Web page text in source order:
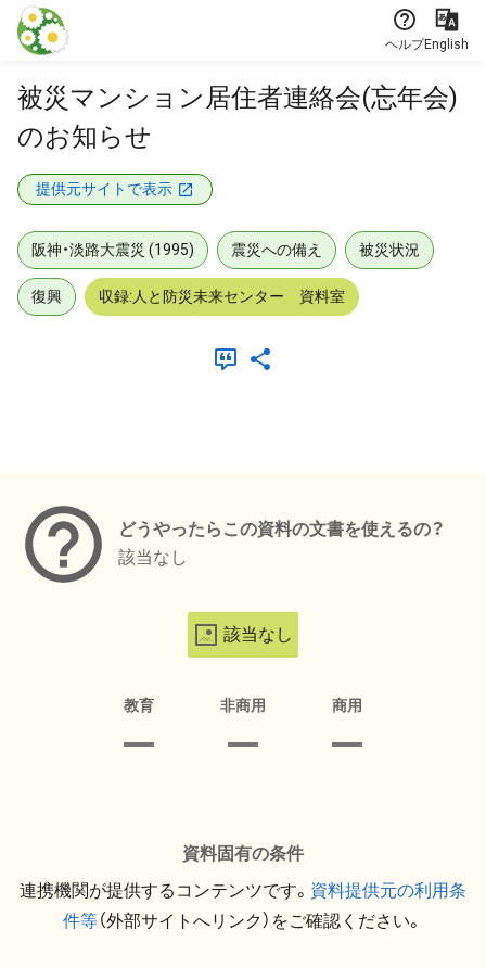
本文に飛ぶ
ヘルプEnglish
被災マンション居住者連絡会(忘年会)
のお知らせ
提供元サイトで表示
阪神・淡路大震災 (1995) 震災への備え 被災状況
復興 収録:人と防災未来センター 資料室
どうやったらこの資料の文書を使えるの？
該当なし
該当なし
教育 非商用 商用
資料固有の条件
連携機関が提供するコンテンツです。 資料提供元の利用条
件等（外部サイトへリンク）をご確認ください。